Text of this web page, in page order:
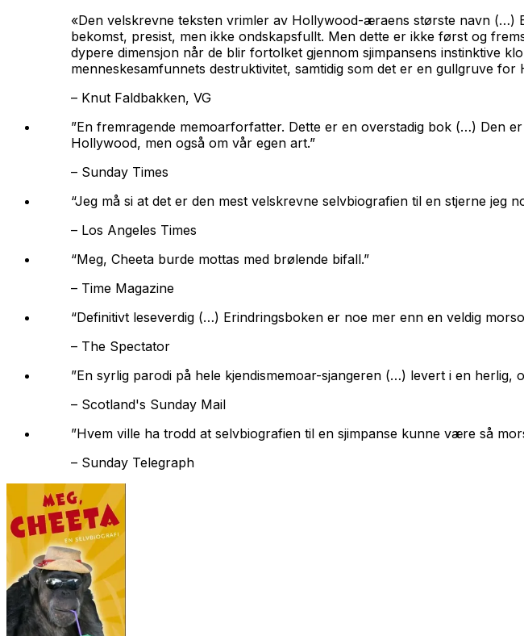
«Den velskrevne teksten vrimler av Hollywood-æraens største navn (…)
bekomst, presist, men ikke ondskapsfullt. Men dette er ikke først og
dypere dimensjon når de blir fortolket gjennom sjimpansens instinktive
menneskesamfunnets destruktivitet, samtidig som det er en gullgruve for
– Knut Faldbakken, VG
”En fremragende memoarforfatter. Dette er en overstadig bok (…) Den
Hollywood, men også om vår egen art.”
– Sunday Times
“Jeg må si at det er den mest velskrevne selvbiografien til en stjerne jeg
– Los Angeles Times
“Meg, Cheeta burde mottas med brølende bifall.”
– Time Magazine
“Definitivt leseverdig (…) Erindringsboken er noe mer enn en veldig
– The Spectator
”En syrlig parodi på hele kjendismemoar-sjangeren (…) levert i en herlig,
– Scotland's Sunday Mail
”Hvem ville ha trodd at selvbiografien til en sjimpanse kunne være så
– Sunday Telegraph